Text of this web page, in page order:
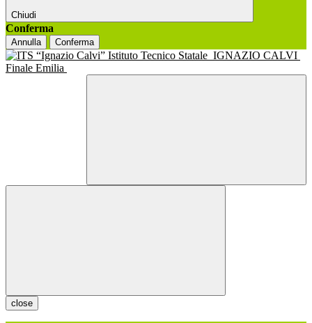
Chiudi
Conferma
Annulla Conferma
Istituto Tecnico Statale IGNAZIO CALVI
Finale Emilia
close